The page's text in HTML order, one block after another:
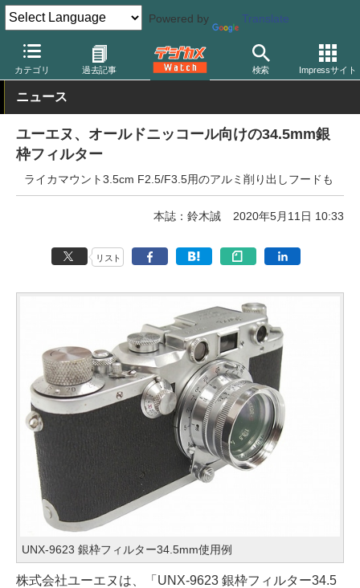
Powered by Translate
カテゴリ 過去記事 検索 Impressサイト
デジカメ Watch レンズ レンズフィルター その他
ニュース
ユーエヌ、オールドニッコール向けの34.5mm銀
枠フィルター
ライカマウント3.5cm F2.5/F3.5用のアルミ削り出しフードも
本誌：鈴木誠 2020年5月11日 10:33
リスト
UNX-9623 銀枠フィルター34.5mm使用例
株式会社ユーエヌは、「UNX-9623 銀枠フィルター34.5